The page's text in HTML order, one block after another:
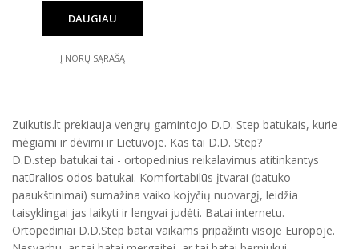
DAUGIAU
Į NORŲ SĄRAŠĄ
Zuikutis.lt prekiauja vengrų gamintojo D.D. Step batukais, kurie
mėgiami ir dėvimi ir Lietuvoje. Kas tai D.D. Step?
D.D.step batukai tai - ortopedinius reikalavimus atitinkantys
natūralios odos batukai. Komfortabilūs įtvarai (batuko
paaukštinimai) sumažina vaiko kojyčių nuovargį, leidžia
taisyklingai jas laikyti ir lengvai judėti. Batai internetu.
Ortopediniai D.D.Step batai vaikams pripažinti visoje Europoje.